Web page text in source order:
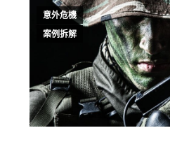
意外危機
案例拆解